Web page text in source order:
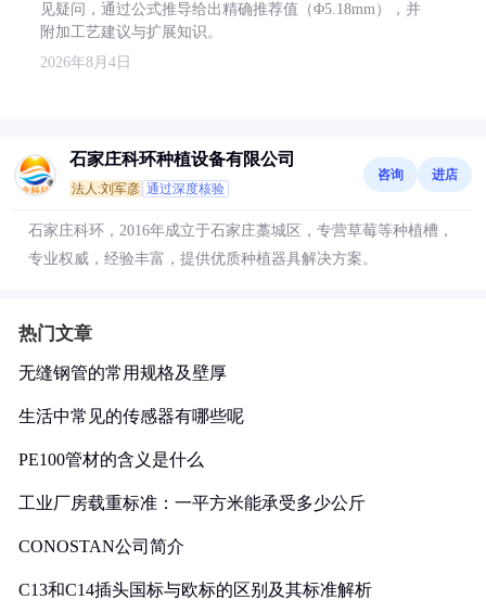
见疑问，通过公式推导给出精确推荐值（Φ5.18mm），并
附加工艺建议与扩展知识。
2026年8月4日
石家庄科环种植设备有限公司
法人:刘军彦 通过深度核验
咨询 进店
石家庄科环，2016年成立于石家庄藁城区，专营草莓等种植槽，
专业权威，经验丰富，提供优质种植器具解决方案。
热门文章
无缝钢管的常用规格及壁厚
生活中常见的传感器有哪些呢
PE100管材的含义是什么
工业厂房载重标准：一平方米能承受多少公斤
CONOSTAN公司简介
C13和C14插头国标与欧标的区别及其标准解析